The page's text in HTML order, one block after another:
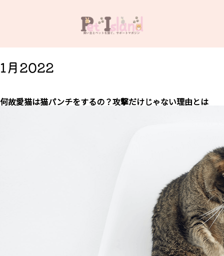
1月2022
何故愛猫は猫パンチをするの？攻撃だけじゃない理由とは